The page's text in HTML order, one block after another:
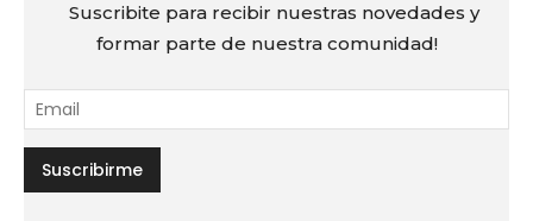
Suscribite para recibir nuestras novedades y
formar parte de nuestra comunidad!